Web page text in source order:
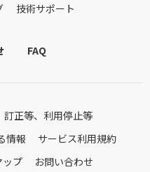
技術サポート
FAQ
訂正等、利用停止等
情報
サービス利用規約
ップ お問い合わせ